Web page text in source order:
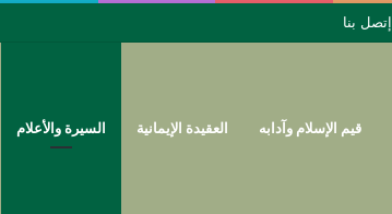
إتصل بنا
قيم الإسلام وآدابه العقيدة الإيمانية السيرة والأعلام